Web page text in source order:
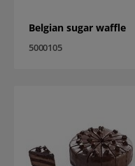
Belgian sugar waffle
5000105